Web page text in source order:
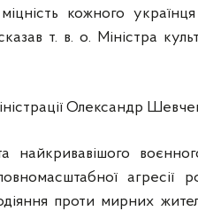
кожного
т. в. о. Міністра
Олександр
проти мирних